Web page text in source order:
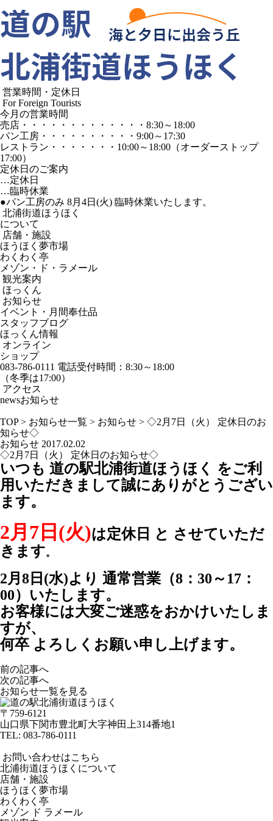
営業時間・定休日
For Foreign Tourists
今月の営業時間
売店 ・・・・・・・・・・・・・ 8:30～18:00
パン工房 ・・・・・・・・・・ 9:00～17:30
レストラン ・・・・・・・ 10:00～18:00 （オーダーストップ
17:00）
定休日のご案内
…定休日
…臨時休業
●パン工房のみ 8月4日(火) 臨時休業いたします。
北浦街道ほうほく
について
店舗・施設
ほうほく夢市場
わくわく亭
メゾン・ド・ラメール
観光案内
ほっくん
お知らせ
イベント・月間奉仕品
スタッフブログ
ほっくん情報
オンライン
ショップ
083-786-0111 電話受付時間：8:30～18:00
（冬季は17:00）
アクセス
newsお知らせ
TOP> お知らせ一覧 > お知らせ > ◇2月7日（火） 定休日のお
知らせ◇
お知らせ 2017.02.02
◇2月7日（火） 定休日のお知らせ◇
いつも 道の駅北浦街道ほうほく をご利
用いただきまして誠にありがとうござい
ます。
2月7日(火)は定休日 と させていただ
きます。
2月8日(水)より 通常営業（8：30～17：
00）いたします。
お客様には大変ご迷惑をおかけいたしま
すが、
何卒 よろしくお願い申し上げます。
前の記事へ
次の記事へ
お知らせ一覧を見る
〒759-6121
山口県下関市豊北町大字神田上314番地1
TEL: 083-786-0111
お問い合わせはこちら
北浦街道ほうほくについて
店舗・施設
ほうほく夢市場
わくわく亭
メゾン ド ラメール